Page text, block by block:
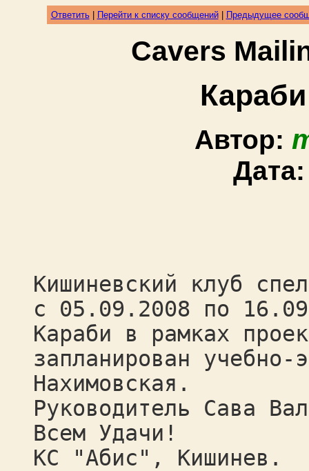
Ответить| Перейти к списку сообщений| Предыдущее
Cavers
Автор:
Кишиневский клуб
с 05.09.2008 по
Караби в рамках
запланирован
Нахимовская.
Руководитель Сава
Всем Удачи!
КС "Абис", Кишинев.